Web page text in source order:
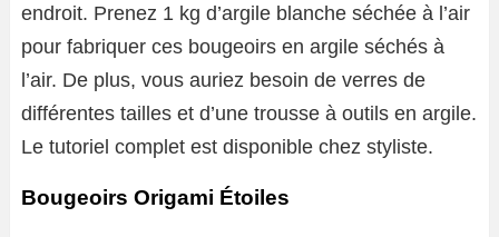
endroit. Prenez 1 kg d’argile blanche séchée à l’air
pour fabriquer ces bougeoirs en argile séchés à
l’air. De plus, vous auriez besoin de verres de
différentes tailles et d’une trousse à outils en argile.
Le tutoriel complet est disponible chez styliste.
Bougeoirs Origami Étoiles